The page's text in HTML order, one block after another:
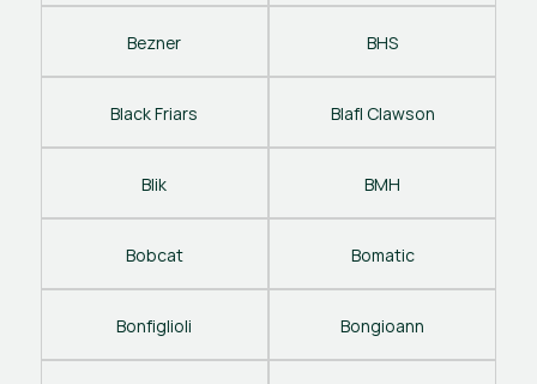
Bezner BHS
Black Friars Blafl Clawson
Blik BMH
Bobcat Bomatic
Bonfiglioli Bongioann